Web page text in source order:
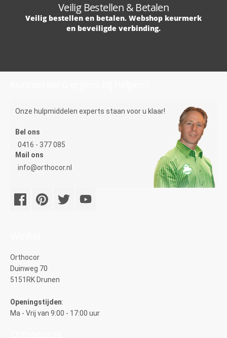
Veilig Bestellen & Betalen
Veilig bestellen en betalen. Webshop keurmerk
en beveiligde verbinding.
Onze hulpmiddelen experts staan voor u klaar!
Bel ons
0416 - 377 085
Mail ons
info@orthocor.nl
Orthocor
Duinweg 70
5151RK Drunen
Openingstijden:
Ma - Vrij van 9:00 - 17:00 uur